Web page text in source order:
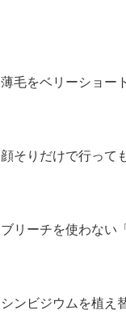
薄毛をベリーショー
顔そりだけで行って
ブリーチを使わない
シンビジウムを植え